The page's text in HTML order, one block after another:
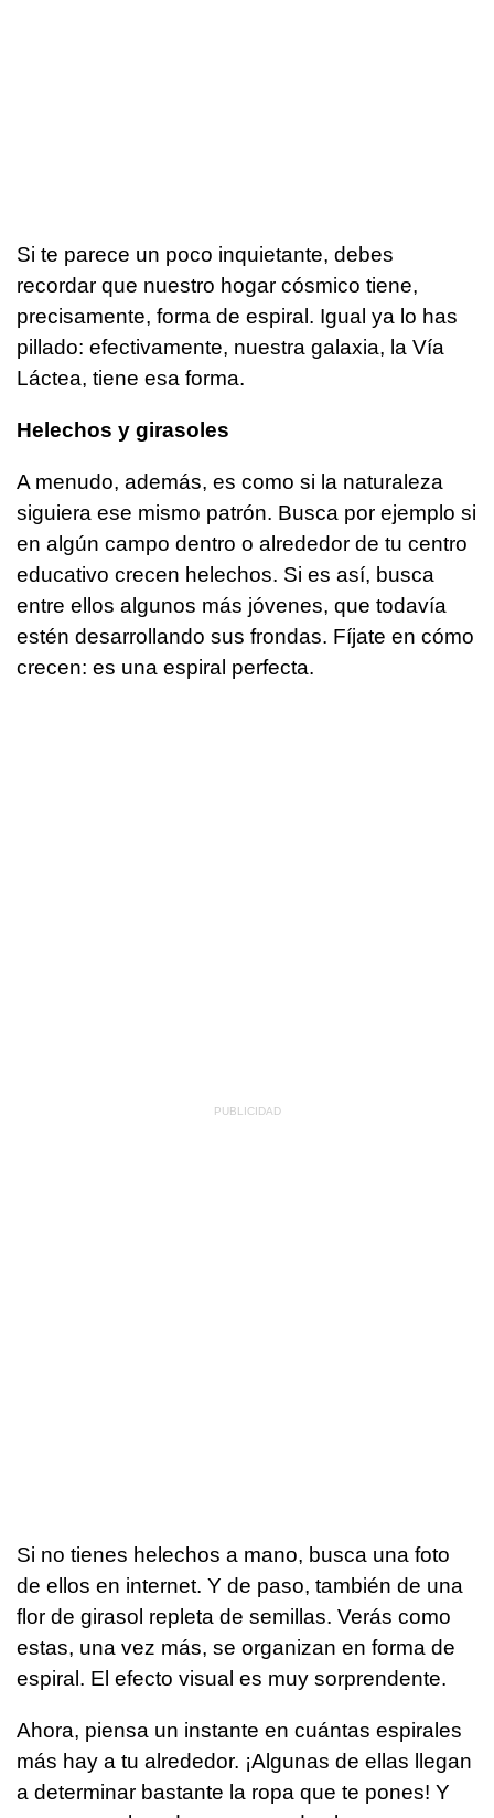
Si te parece un poco inquietante, debes
recordar que nuestro hogar cósmico tiene,
precisamente, forma de espiral. Igual ya lo has
pillado: efectivamente, nuestra galaxia, la Vía
Láctea, tiene esa forma.
Helechos y girasoles
A menudo, además, es como si la naturaleza
siguiera ese mismo patrón. Busca por ejemplo si
en algún campo dentro o alrededor de tu centro
educativo crecen helechos. Si es así, busca
entre ellos algunos más jóvenes, que todavía
estén desarrollando sus frondas. Fíjate en cómo
crecen: es una espiral perfecta.
Si no tienes helechos a mano, busca una foto
de ellos en internet. Y de paso, también de una
flor de girasol repleta de semillas. Verás como
estas, una vez más, se organizan en forma de
espiral. El efecto visual es muy sorprendente.
Ahora, piensa un instante en cuántas espirales
más hay a tu alrededor. ¡Algunas de ellas llegan
a determinar bastante la ropa que te pones! Y